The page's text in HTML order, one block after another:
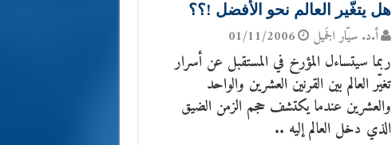
هل يتغّير العالم نحو الأفضل !؟؟
أ.د. سيّار الجَميل 01/11/2006
ربما سيتساءل المؤرخ في المستقبل عن أسرار
تغيّر العالم بين القرنين العشرين والواحد
والعشرين عندما يكتشف حجم الزمن الضيق
الذي دخل العالم إليه ..